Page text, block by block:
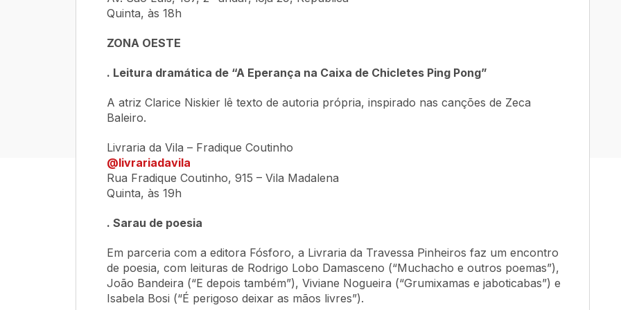
Quinta, às 18h
ZONA OESTE
. Leitura dramática de “A Eperança na Caixa de Chicletes Ping Pong”
A atriz Clarice Niskier lê texto de autoria própria, inspirado nas canções de Zeca
Baleiro.
Livraria da Vila – Fradique Coutinho
@livrariadavila
Rua Fradique Coutinho, 915 – Vila Madalena
Quinta, às 19h
. Sarau de poesia
Em parceria com a editora Fósforo, a Livraria da Travessa Pinheiros faz um encontro
de poesia, com leituras de Rodrigo Lobo Damasceno (“Muchacho e outros poemas”),
João Bandeira (“E depois também”), Viviane Nogueira (“Grumixamas e jaboticabas”) e
Isabela Bosi (“É perigoso deixar as mãos livres”).